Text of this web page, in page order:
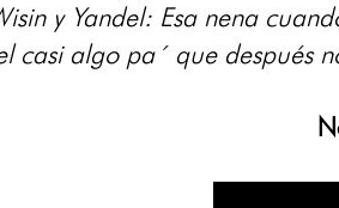
y Yandel: Esa nena
casi algo pa´ que después